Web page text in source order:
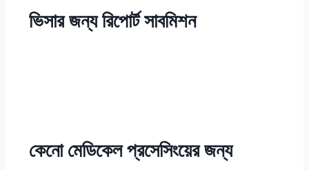
ভিসার জন্য রিপোর্ট সাবমিশন
কেনো মেডিকেল প্রসেসিংয়ের জন্য